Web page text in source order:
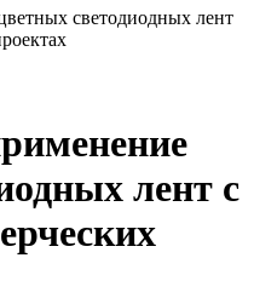
светодиодных лент
лент с